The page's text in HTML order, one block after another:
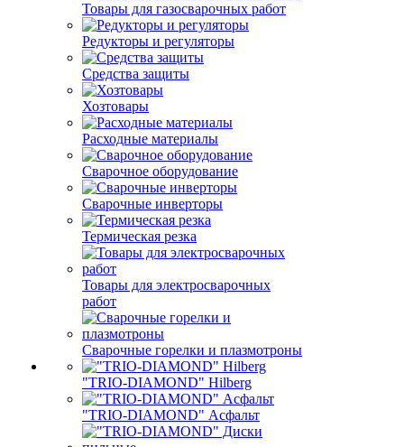
Товары для газосварочных работ
Редукторы и регуляторы
Средства защиты
Хозтовары
Расходные материалы
Сварочное оборудование
Сварочные инверторы
Термическая резка
Товары для электросварочных
работ
Сварочные горелки и плазмотроны
"TRIO-DIAMOND" Hilberg
"TRIO-DIAMOND" Асфальт